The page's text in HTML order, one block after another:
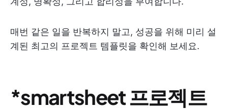
매번 같은 일을 반복하지 말고, 성공을 위해 미리 설
계된 최고의 프로젝트 템플릿을 확인해 보세요.
*smartsheet 프로젝트